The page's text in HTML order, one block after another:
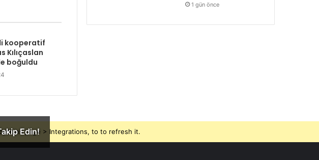
kooperatif
Kılıçaslan
boğuldu
1 gün önce
Edin!
page > Integrations, to to refresh it.